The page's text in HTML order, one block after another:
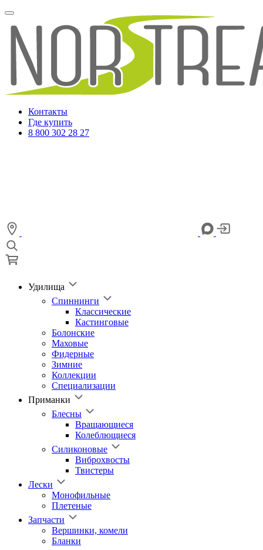
Контакты
Где купить
8 800 302 28 27
Удилища
Спиннинги
Классические
Кастинговые
Болонские
Маховые
Фидерные
Зимние
Коллекции
Специализации
Приманки
Блесны
Вращающиеся
Колеблющиеся
Силиконовые
Виброхвосты
Твистеры
Лески
Монофильные
Плетеные
Запчасти
Вершинки, комели
Бланки